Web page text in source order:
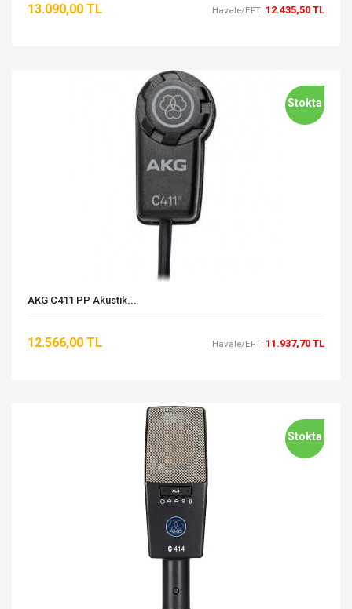
13.090,00 TL Havale/EFT: 12.435,50 TL
Stokta
AKG C411 PP Akustik...
12.566,00 TL Havale/EFT: 11.937,70 TL
Stokta